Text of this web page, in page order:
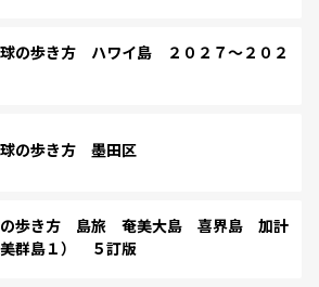
の歩き方 ハワイ島 ２０２７～２０２
の歩き方 墨田区
歩き方 島旅 奄美大島 喜界島 加計
群島１） ５訂版